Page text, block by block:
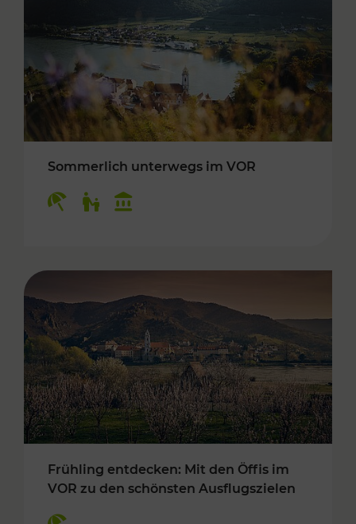
Sommerlich unterwegs im VOR
Frühling entdecken: Mit den Öffis im
VOR zu den schönsten Ausflugszielen